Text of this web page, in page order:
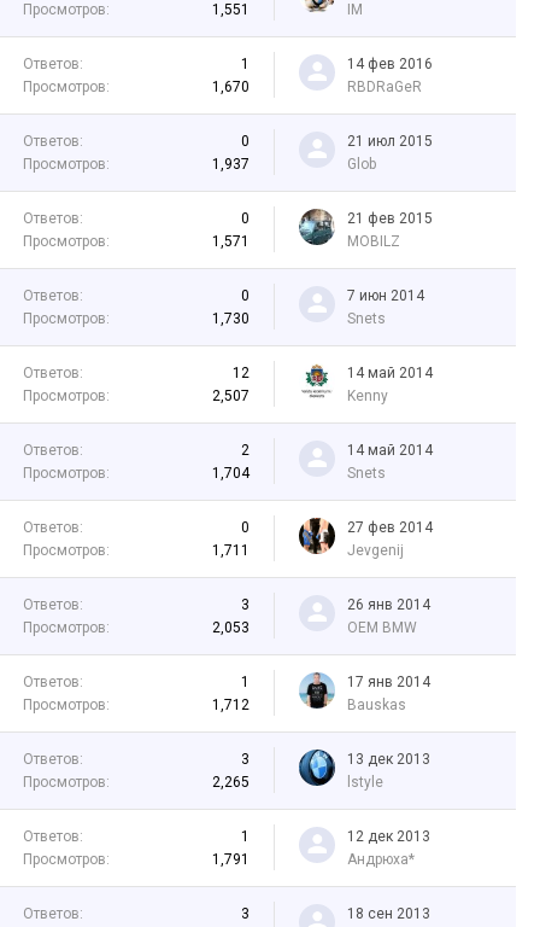
Просмотров:
1,551
IM
Ответов:
1
Просмотров:
1,670
14 фев 2016
RBDRaGeR
Ответов:
0
Просмотров:
1,937
21 июл 2015
Glob
Ответов:
0
Просмотров:
1,571
21 фев 2015
MOBILZ
Ответов:
0
Просмотров:
1,730
7 июн 2014
Snets
Ответов:
12
Просмотров:
2,507
14 май 2014
Kenny
Ответов:
2
Просмотров:
1,704
14 май 2014
Snets
Ответов:
0
Просмотров:
1,711
27 фев 2014
Jevgenij
Ответов:
3
Просмотров:
2,053
26 янв 2014
OEM BMW
Ответов:
1
Просмотров:
1,712
17 янв 2014
Bauskas
Ответов:
3
Просмотров:
2,265
13 дек 2013
lstyle
Ответов:
1
Просмотров:
1,791
12 дек 2013
Андрюха*
Ответов:
3
18 сен 2013